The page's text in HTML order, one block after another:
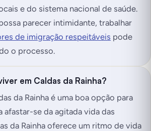
e do sistema nacional de saúde.
parecer intimidante, trabalhar
de imigração respeitáveis pode
o processo.
em Caldas da Rainha?
da Rainha é uma boa opção para
afastar-se da agitada vida das
da Rainha oferece um ritmo de vida